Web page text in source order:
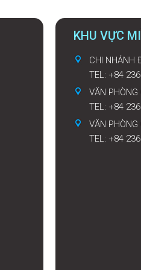
KHU VỰC
CHI NHÁNH
TEL: +84
VĂN PHÒNG
TEL: +84
VĂN PHÒNG
TEL: +84